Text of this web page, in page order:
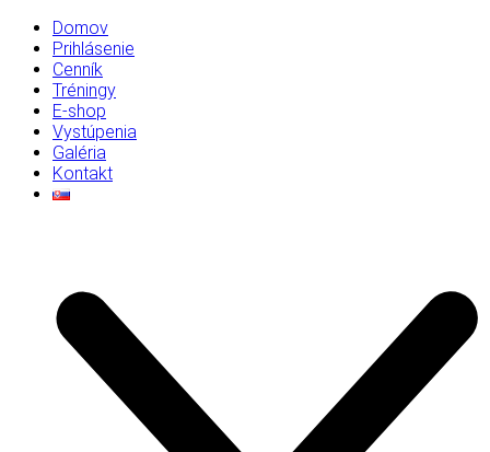
Domov
Prihlásenie
Cenník
Tréningy
E-shop
Vystúpenia
Galéria
Kontakt